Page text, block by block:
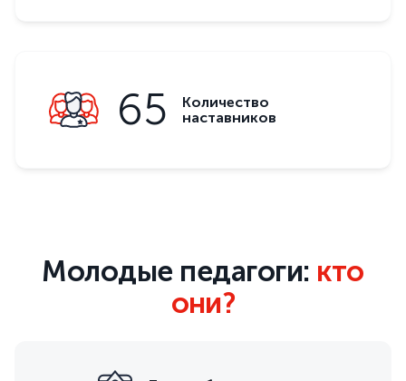
65
Количество
наставников
Молодые педагоги: кто
они?